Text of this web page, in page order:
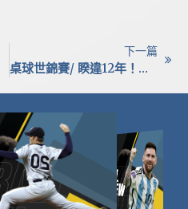
下一篇
桌球世錦賽/ 睽違12年！林昀儒與高承睿男雙闖4強 銅牌入袋寫歷史